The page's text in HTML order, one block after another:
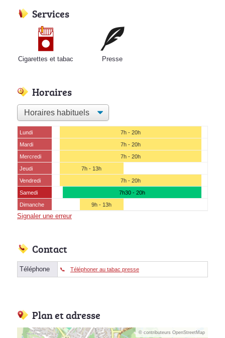
Services
Cigarettes et tabac Presse
Horaires
Lundi
7h - 20h
Mardi
7h - 20h
Mercredi
7h - 20h
Jeudi
7h - 13h
Vendredi
7h - 20h
Samedi
7h30 - 20h
Dimanche
9h - 13h
Signaler une erreur
Contact
Téléphone Téléphoner au tabac presse
Plan et adresse
© contributeurs OpenStreetMap